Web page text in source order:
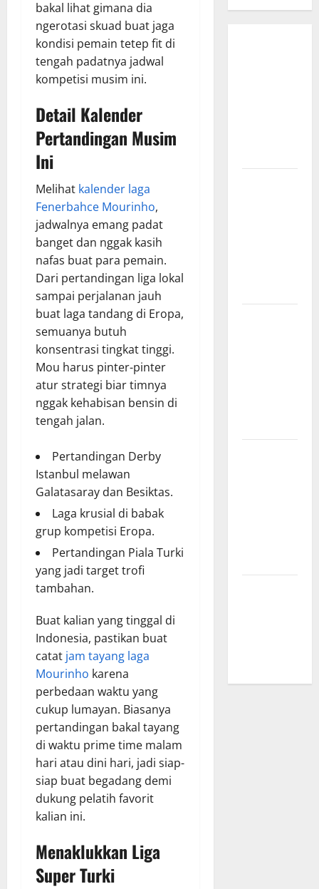
bakal lihat gimana dia
ngerotasi skuad buat jaga
kondisi pemain tetep fit di
tengah padatnya jadwal
kompetisi musim ini.
Detail Kalender
Pertandingan Musim
Ini
Melihat kalender laga
Fenerbahce Mourinho,
jadwalnya emang padat
banget dan nggak kasih
nafas buat para pemain.
Dari pertandingan liga lokal
sampai perjalanan jauh
buat laga tandang di Eropa,
semuanya butuh
konsentrasi tingkat tinggi.
Mou harus pinter-pinter
atur strategi biar timnya
nggak kehabisan bensin di
tengah jalan.
Pertandingan Derby
Istanbul melawan
Galatasaray dan Besiktas.
Laga krusial di babak
grup kompetisi Eropa.
Pertandingan Piala Turki
yang jadi target trofi
tambahan.
Buat kalian yang tinggal di
Indonesia, pastikan buat
catat jam tayang laga
Mourinho karena
perbedaan waktu yang
cukup lumayan. Biasanya
pertandingan bakal tayang
di waktu prime time malam
hari atau dini hari, jadi siap-
siap buat begadang demi
dukung pelatih favorit
kalian ini.
Menaklukkan Liga
Super Turki